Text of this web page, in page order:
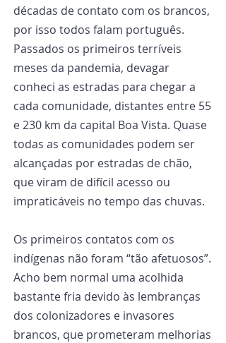
décadas de contato com os brancos,
por isso todos falam português.
Passados os primeiros terríveis
meses da pandemia, devagar
conheci as estradas para chegar a
cada comunidade, distantes entre 55
e 230 km da capital Boa Vista. Quase
todas as comunidades podem ser
alcançadas por estradas de chão,
que viram de difícil acesso ou
impraticáveis no tempo das chuvas.
Os primeiros contatos com os
indígenas não foram “tão afetuosos”.
Acho bem normal uma acolhida
bastante fria devido às lembranças
dos colonizadores e invasores
brancos, que prometeram melhorias